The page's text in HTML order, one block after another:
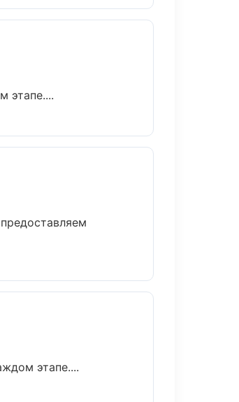
этапе....
этапе....